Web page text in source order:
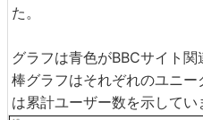
た。
グラフは青色がBBCサイト
棒グラフはそれぞれのユニ
は累計ユーザー数を示してい